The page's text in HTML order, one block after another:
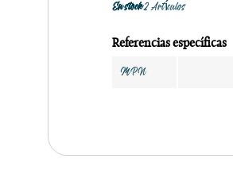
En stock2 Artículos
Referencias específicas
MPN